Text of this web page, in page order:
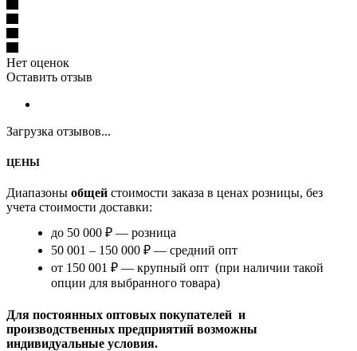
Нет оценок
Оставить отзыв
Загрузка отзывов...
ЦЕНЫ
Диапазоны общей стоимости заказа в ценах розницы, без
учета стоимости доставки:
до 50 000 ₽ — розница
50 001 – 150 000 ₽ — средний опт
от 150 001 ₽ — крупный опт (при наличии такой
опции для выбранного товара)
Для постоянных оптовых покупателей и
производственных предприятий возможны
индивидуальные условия.